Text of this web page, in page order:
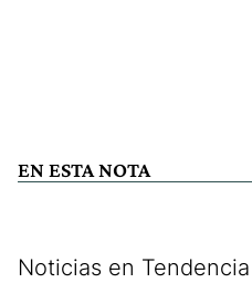
EN ESTA NOTA
Noticias en Tendencia